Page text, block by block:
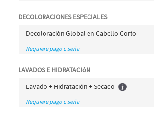
DECOLORACIONES ESPECIALES
Decoloración Global en Cabello Corto
Requiere pago o seña
LAVADOS E HIDRATACIóN
Lavado + Hidratación + Secado
Requiere pago o seña